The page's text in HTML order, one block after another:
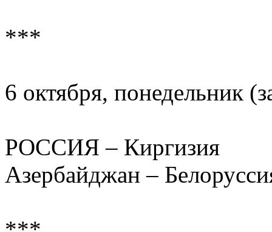
***
6 октября, понедельник
РОССИЯ – Киргизия
Азербайджан –